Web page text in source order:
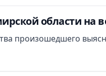
области на
произошедшего